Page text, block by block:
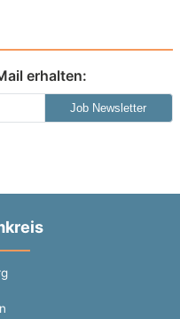
erhalten:
Job Newsletter